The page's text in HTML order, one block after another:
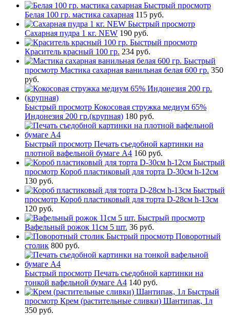
Быстрый просмотр
Белая 100 гр. мастика сахарная 115 руб.
Быстрый просмотр
Сахарная пудра 1 кг. NEW 190 руб.
Быстрый просмотр
Краситель красный 100 гр. 234 руб.
Быстрый
просмотр Мастика сахарная ванильная белая 600 гр. 350
руб.
Быстрый просмотр Кокосовая стружка медиум 65%
Индонезия 200 гр.(крупная) 180 руб.
Быстрый просмотр Печать съедобной картинки на
плотной вафельной бумаге А4 160 руб.
Быстрый
просмотр Короб пластиковый для торта D-30см h-12см
130 руб.
Быстрый
просмотр Короб пластиковый для торта D-28см h-13см
120 руб.
Быстрый просмотр
Вафельный рожок 11см 5 шт. 36 руб.
Быстрый просмотр Поворотный
столик 800 руб.
Быстрый просмотр Печать съедобной картинки на
тонкой вафельной бумаге А4 140 руб.
Быстрый
просмотр Крем (растительные сливки) Шантипак, 1л
350 руб.